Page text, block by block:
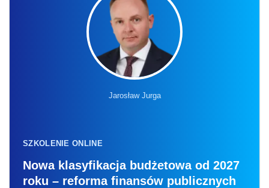
Jarosław Jurga
SZKOLENIE ONLINE
Nowa klasyfikacja budżetowa od 2027
roku – reforma finansów publicznych